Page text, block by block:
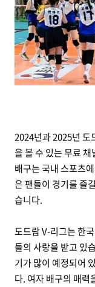
2024년과 2025년 도
을 볼 수 있는 무료
배구는 국내 스포츠
은 팬들이 경기를 즐
습니다.
도드람 V-리그는 한
들의 사랑을 받고 있
기가 많이 예정되어
다. 여자 배구의 매력